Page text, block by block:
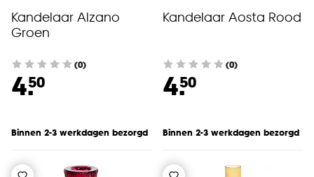
Kandelaar Alzano
Groen
(0)
4.50
Binnen 2-3 werkdagen bezorgd
Kandelaar Aosta Rood
(0)
4.50
Binnen 2-3 werkdagen bezorgd